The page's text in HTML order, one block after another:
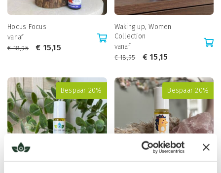
Hocus Focus
vanaf
€18,95 € 15,15
Waking up, Women
Collection
vanaf
€18,95 €15,15
Bespaar 20% Bespaar 20%